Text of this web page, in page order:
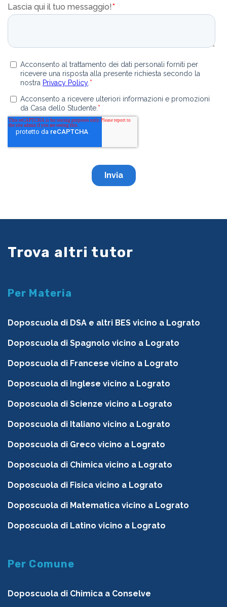
Trova altri tutor
Per Materia
Doposcuola di DSA e altri BES vicino a Lograto
Doposcuola di Spagnolo vicino a Lograto
Doposcuola di Francese vicino a Lograto
Doposcuola di Inglese vicino a Lograto
Doposcuola di Scienze vicino a Lograto
Doposcuola di Italiano vicino a Lograto
Doposcuola di Greco vicino a Lograto
Doposcuola di Chimica vicino a Lograto
Doposcuola di Fisica vicino a Lograto
Doposcuola di Matematica vicino a Lograto
Doposcuola di Latino vicino a Lograto
Per Comune
Doposcuola di Chimica a Conselve